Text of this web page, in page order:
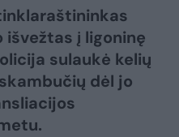
išvežtas į ligoninę
sulaukė kelių
dėl jo